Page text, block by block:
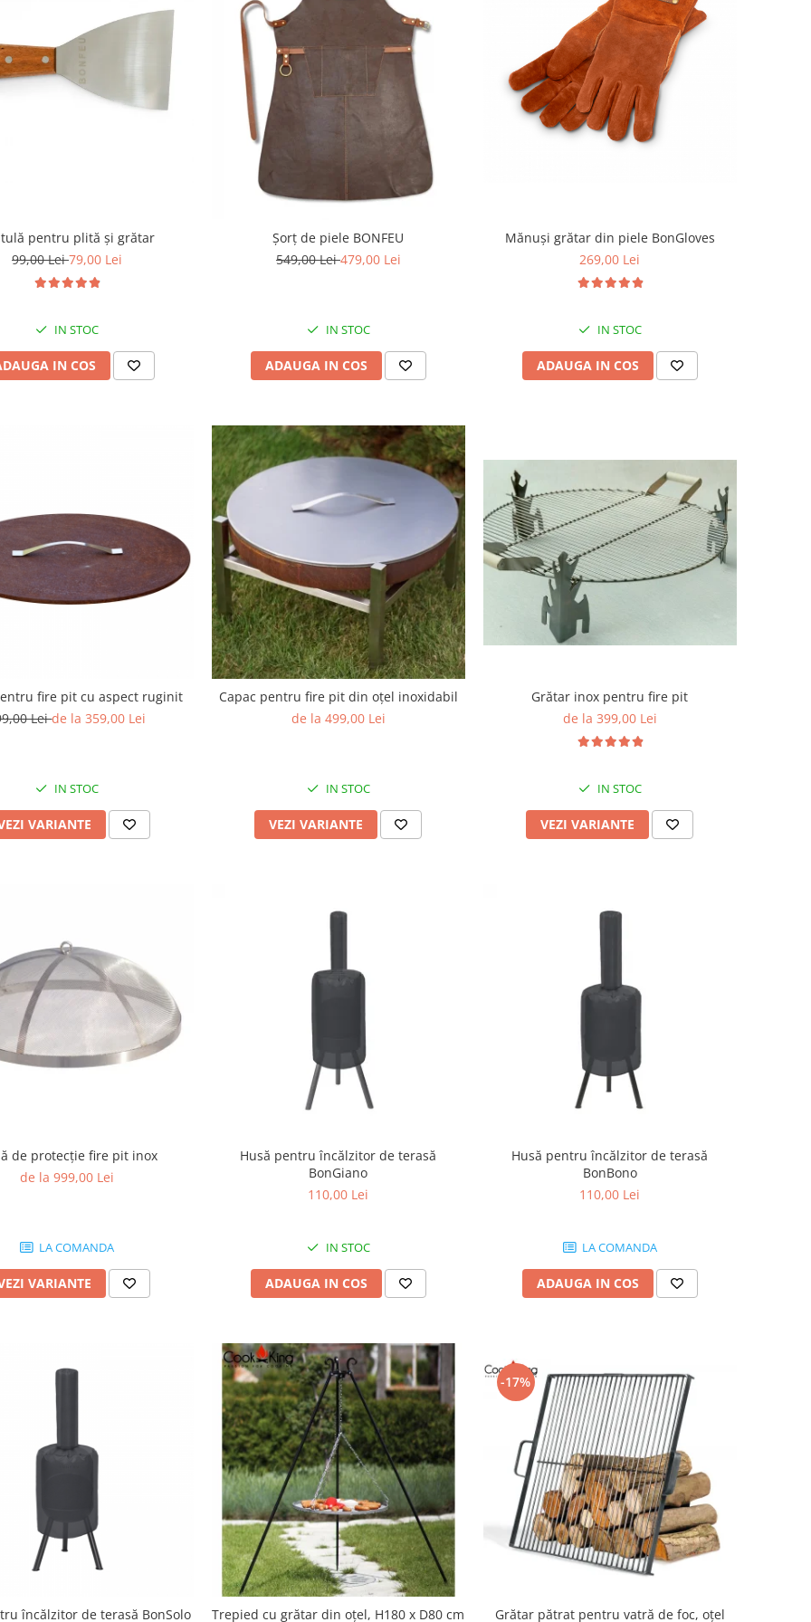
pentru plită și grătar
99,00 Lei79,00 Lei
IN STOC
IN COS
Șorț de piele BONFEU
549,00 Lei479,00 Lei
IN STOC
ADAUGA IN COS
Mănuși grătar din piele BonGloves
269,00 Lei
IN STOC
ADAUGA IN COS
fire pit cu aspect ruginit
Leide la 359,00 Lei
IN STOC
VARIANTE
Capac pentru fire pit din oțel inoxidabil
de la 499,00 Lei
IN STOC
VEZI VARIANTE
Grătar inox pentru fire pit
de la 399,00 Lei
IN STOC
VEZI VARIANTE
de protecție fire pit inox
de la 999,00 Lei
LA COMANDA
VARIANTE
Husă pentru încălzitor de terasă
BonGiano
110,00 Lei
IN STOC
ADAUGA IN COS
Husă pentru încălzitor de terasă
BonBono
110,00 Lei
LA COMANDA
ADAUGA IN COS
încălzitor de terasă BonSolo Trepied cu grătar din oțel, H180 x D80 cm
-17%
Grătar pătrat pentru vatră de foc, oțel